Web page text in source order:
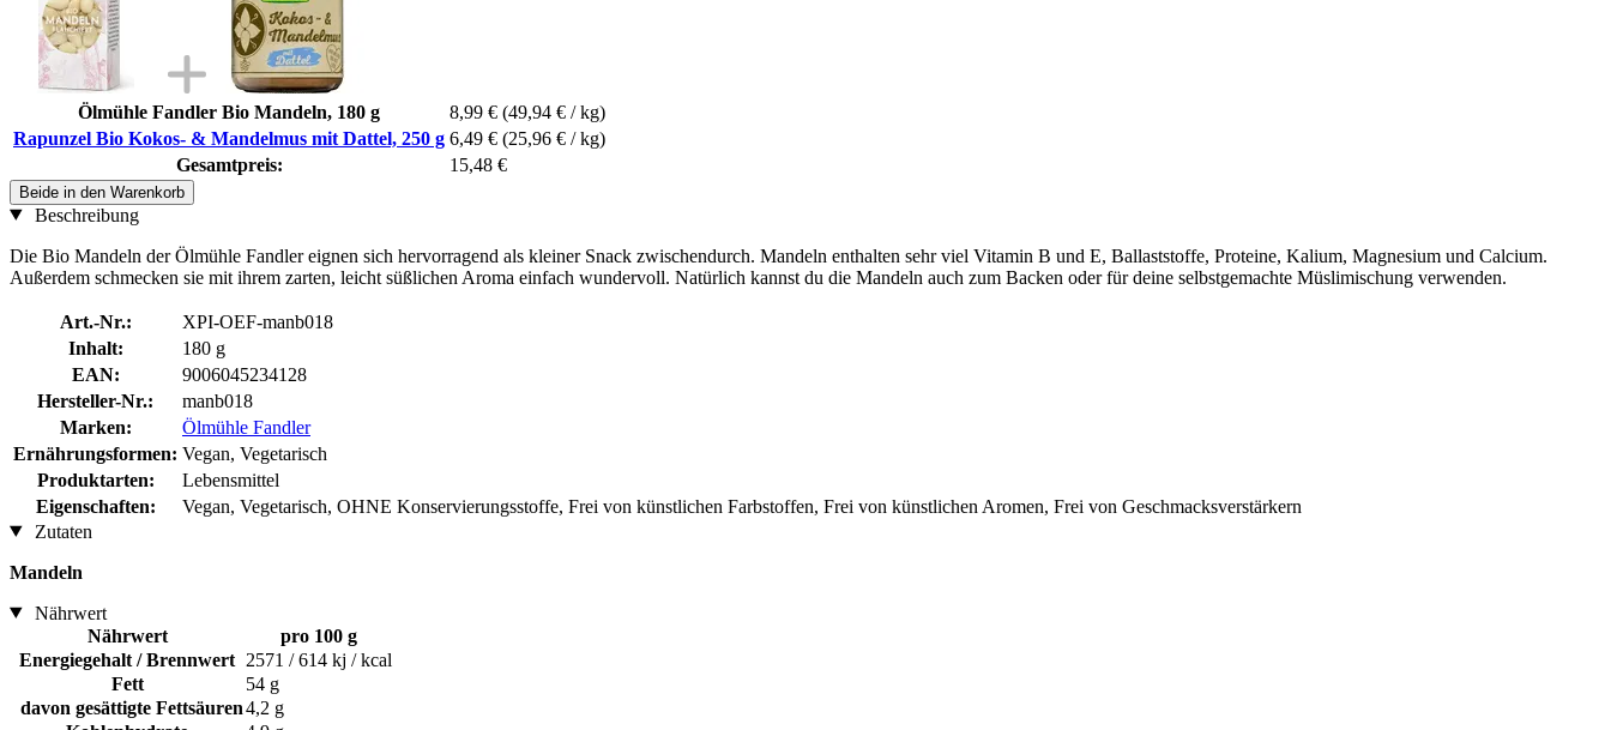
Ölmühle Fandler Bio Mandeln, 180 g 8,99 € (49,94 € / kg)
Rapunzel Bio Kokos- & Mandelmus mit Dattel, 250 g 6,49 € (25,96 € / kg)
Gesamtpreis:
15,48 €
Beide in den Warenkorb
Beschreibung
Die Bio Mandeln der Ölmühle Fandler eignen sich hervorragend als kleiner Snack zwischendurch. Mandeln enthalten sehr viel Vitamin B und E, Ballaststoffe, Proteine, Kalium, Magnesium und Calcium.
Außerdem schmecken sie mit ihrem zarten, leicht süßlichen Aroma einfach wundervoll. Natürlich kannst du die Mandeln auch zum Backen oder für deine selbstgemachte Müslimischung verwenden.
Art.-Nr.:
XPI-OEF-manb018
Inhalt:
180 g
EAN:
9006045234128
Hersteller-Nr.:
manb018
Marken:
Ölmühle Fandler
Ernährungsformen: Vegan, Vegetarisch
Produktarten:
Lebensmittel
Eigenschaften:
Vegan, Vegetarisch, OHNE Konservierungsstoffe, Frei von künstlichen Farbstoffen, Frei von künstlichen Aromen, Frei von Geschmacksverstärkern
Zutaten
Mandeln
Nährwert
Nährwert
pro 100 g
Energiegehalt / Brennwert 2571 / 614 kj / kcal
Fett
54 g
davon gesättigte Fettsäuren4,2 g